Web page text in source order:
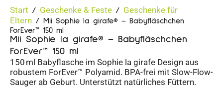
Start / Geschenke & Feste / Geschenke für
Eltern / Mii Sophie la girafe® – Babyfläschchen
ForEver™ 150 ml
Mii Sophie la girafe® – Babyfläschchen
ForEver™ 150 ml
150 ml Babyflasche im Sophie la girafe Design aus
robustem ForEver™ Polyamid. BPA-frei mit Slow-Flow-
Sauger ab Geburt. Unterstützt natürliches Füttern.